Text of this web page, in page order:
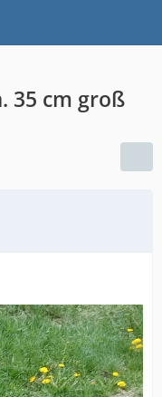
35 cm groß